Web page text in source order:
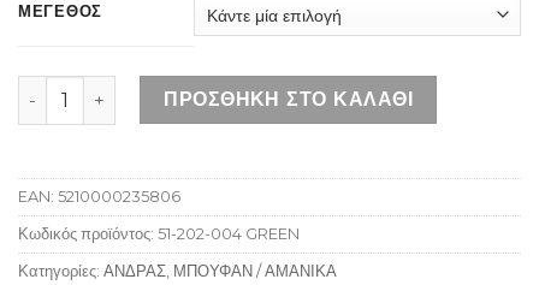
ΜΕΓΕΘΟΣ
SPLENDID 51-202-004 GREEN ποσότητα
ΠΡΟΣΘΉΚΗ ΣΤΟ ΚΑΛΆΘΙ
EAN: 5210000235806
Κωδικός προϊόντος: 51-202-004 GREEN
Κατηγορίες: ΑΝΔΡΑΣ, ΜΠΟΥΦΑΝ / ΑΜΑΝΙΚΑ